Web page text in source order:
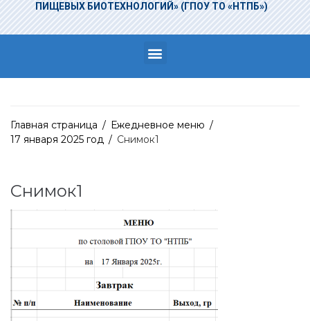
ПИЩЕВЫХ БИОТЕХНОЛОГИЙ» (ГПОУ ТО «НТПБ»)
Главная страница / Ежедневное меню /
17 января 2025 год / Снимок1
Снимок1